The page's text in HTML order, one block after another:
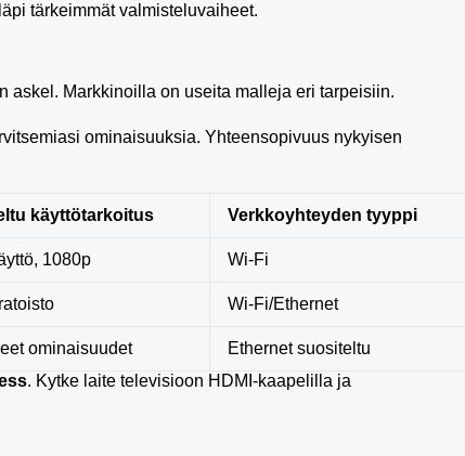
tärkeimmät valmisteluvaiheet.
askel. Markkinoilla on useita malleja eri tarpeisiin.
ominaisuuksia. Yhteensopivuus nykyisen
käyttötarkoitus Verkkoyhteyden tyyppi
1080p Wi-Fi
Wi-Fi/Ethernet
ominaisuudet
Ethernet suositeltu
. Kytke laite televisioon HDMI-kaapelilla ja